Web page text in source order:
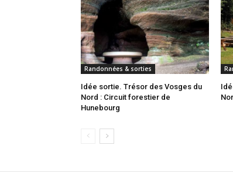
Randonnées & sorties
Idée sortie. Trésor des Vosges du
Nord : Circuit forestier de
Hunebourg